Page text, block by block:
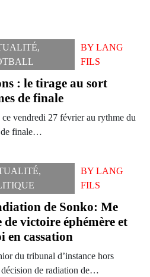
,
BY LANG
FILS
: le tirage au sort
de finale
vendredi 27 février au rythme du
de finale…
,
BYLANG
FILS
de Sonko: Me
victoire éphémère et
en cassation
du tribunal d’instance hors
décision de radiation de…